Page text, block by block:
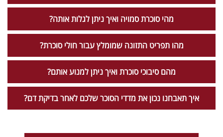
מהי סוכרת סמויה ואיך ניתן לגלות אותה?
מהו תפריט התזונה שמומלץ עבור חולי סוכרת?
מהם סיבוכי סוכרת ואיך ניתן למנוע אותם?
איך תאבחנו נכון את מדדי הסוכר שלכם לאחר בדיקת דם?